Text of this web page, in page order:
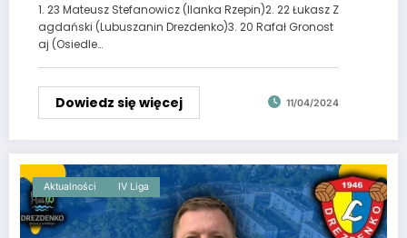
1. 23 Mateusz Stefanowicz (Ilanka Rzepin)2. 22 Łukasz Z
agdański (Lubuszanin Drezdenko)3. 20 Rafał Gronost
aj (Osiedle…
Dowiedz się więcej 11/04/2024
Aktualności IV Liga